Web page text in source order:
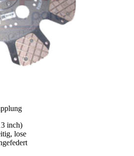
inch)
lose